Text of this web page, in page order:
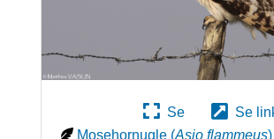
Se
Se
Mosehornugle (Asio flammeus)